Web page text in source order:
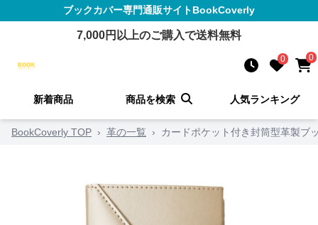
ブックカバー専門通販サイトBookCoverly
7,000円以上のご購入で送料無料
0 0
新着商品 商品を検索 人気ランキング
BookCoverly TOP › 革の一覧 › カードポケット付き封筒型革製ブ